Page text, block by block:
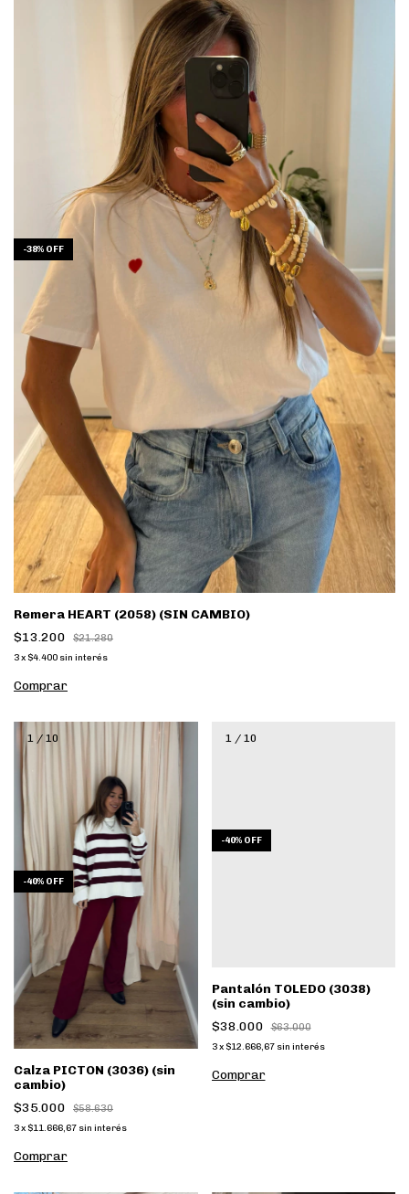
-38% OFF
Remera HEART (2058) (SIN CAMBIO)
$13.200
$21.280
3x $4.400 sin interés
Comprar
1 / 10
-40% OFF
Calza PICTON (3036) (sin
cambio)
$35.000
$58.630
3x $11.666,67 sin interés
Comprar
1/ 10
-40% OFF
Pantalón TOLEDO (3038)
(sin cambio)
$38.000
$63.000
3 x $12.666,67 sin interés
Comprar